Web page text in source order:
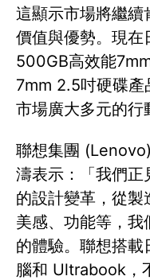
這顯示市場將繼續
價值與優勢。現在
500GB高效能
7mm 2.5吋硬碟產
市場廣大多元的行
聯想集團
濤表示：「我們正
的設計變革，從製
美感、功能等，我
的體驗。聯想搭
腦和 Ultrabook，